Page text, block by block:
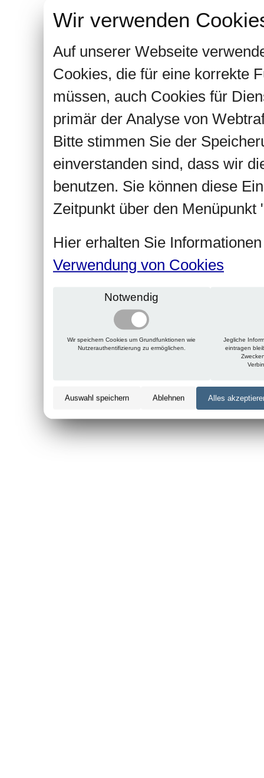
Wir verwenden
Auf unserer Webseite
Cookies, die für eine korrekte
müssen, auch Cookies für
primär der Analyse von
Bitte stimmen Sie der
einverstanden sind, dass wir
benutzen. Sie können diese
Zeitpunkt über den Menüpunkt
Hier erhalten Sie
Verwendung von Cookies
Notwendig
Wir speichern Cookies um Grundfunktionen wie
Nutzerauthentifizierung zu ermöglichen.
Jegliche
eintragen
Auswahl speichern Ablehnen Alles